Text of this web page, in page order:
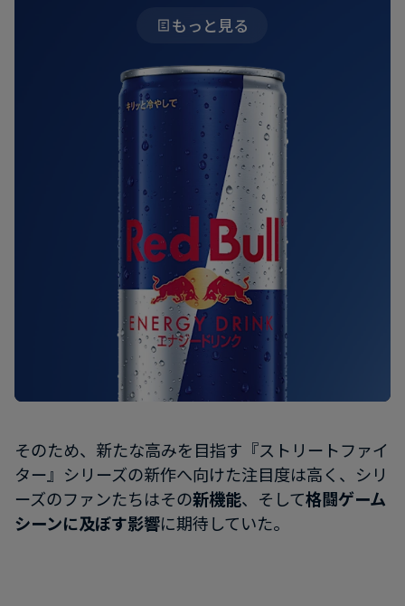
もっと見る
そのため、新たな高みを目指す『ストリートファイ
ター』シリーズの新作へ向けた注目度は高く、シリ
ーズのファンたちはその新機能、そして格闘ゲーム
シーンに及ぼす影響に期待していた。